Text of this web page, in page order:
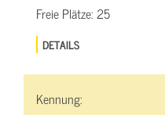
Freie Plätze:25
DETAILS
Kennung: